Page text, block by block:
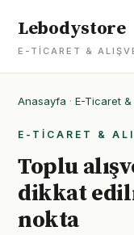
Lebodystore
E-TICARET &
Anasayfa · E-Ticaret &
E-TICARET &
Toplu
dikkat
nokta